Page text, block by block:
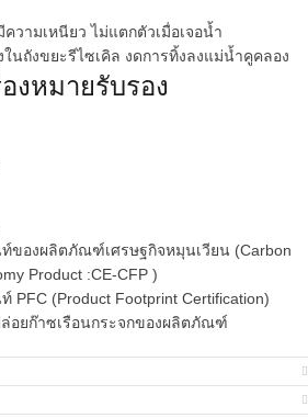
วามเหนียว ไม่แตกตัวเมื่อเจอน้ำ
นถังขยะรีไซเคิล งดการทิ้งลงแม่น้ำคูคลอง
งหมายรับรอง
ของผลิตภัณฑ์เศรษฐกิจหมุนเวียน (Carbon
Product :CE-CFP )
PFC (Product Footprint Certification)
ล่อยก๊าซเรือนกระจกของผลิตภัณฑ์